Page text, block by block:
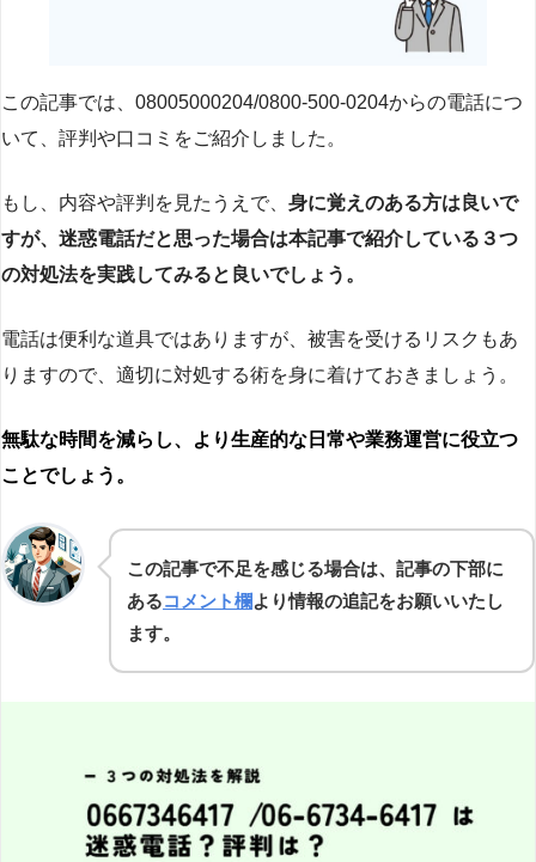
この記事では、08005000204/0800-500-0204からの電話につ
いて、評判や口コミをご紹介しました。
もし、内容や評判を見たうえで、 身に覚えのある方は良いで
すが、迷惑電話だと思った場合は本記事で紹介している３つ
の対処法を実践してみると良いでしょう。
電話は便利な道具ではありますが、被害を受けるリスクもあ
りますので、適切に対処する術を身に着けておきましょう。
無駄な時間を減らし、より生産的な日常や業務運営に役立つ
ことでしょう。
この記事で不足を感じる場合は、記事の下部に
あるコメント欄より情報の追記をお願いいたし
ます。